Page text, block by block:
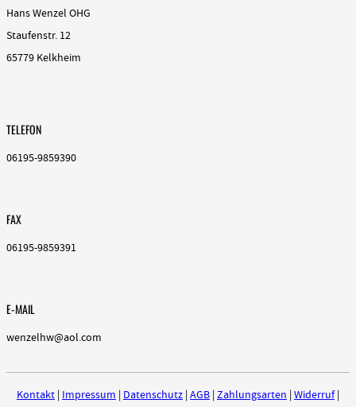
Hans Wenzel OHG
Staufenstr. 12
65779 Kelkheim
TELEFON
06195-9859390
FAX
06195-9859391
E-MAIL
wenzelhw@aol.com
Kontakt | Impressum | Datenschutz | AGB | Zahlungsarten | Widerruf|